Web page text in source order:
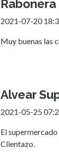
Rabonera
2021-07-20
Muy buenas las
Alvear
2021-05-25
El
Clientazo.